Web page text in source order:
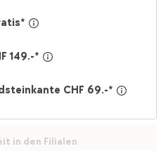
149.-*
CHF 69.-*
in den Filialen